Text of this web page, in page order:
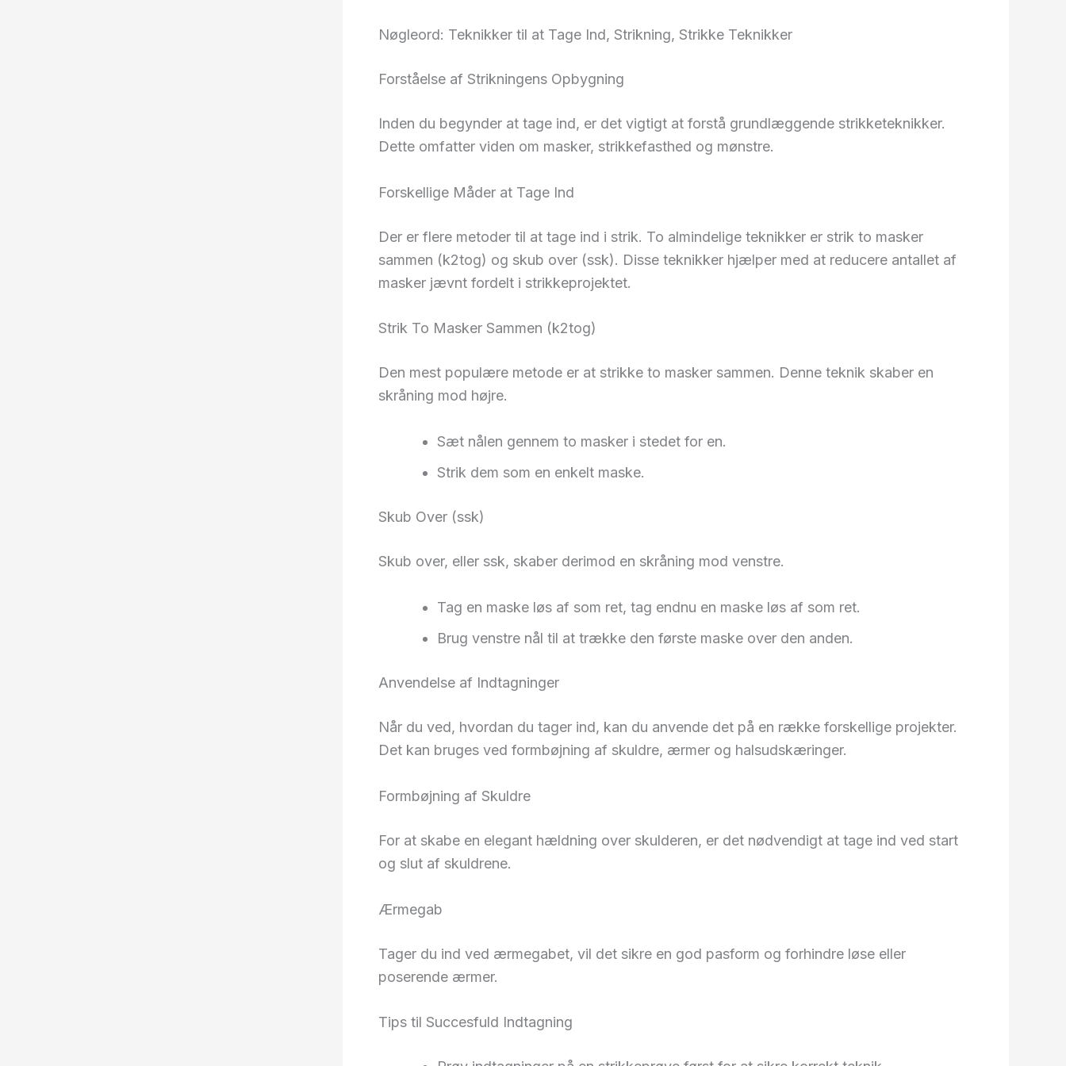
Nøgleord: Teknikker til at Tage Ind, Strikning, Strikke Teknikker
Forståelse af Strikningens Opbygning
Inden du begynder at tage ind, er det vigtigt at forstå grundlæggende strikketeknikker.
Dette omfatter viden om masker, strikkefasthed og mønstre.
Forskellige Måder at Tage Ind
Der er flere metoder til at tage ind i strik. To almindelige teknikker er strik to masker
sammen (k2tog) og skub over (ssk). Disse teknikker hjælper med at reducere antallet af
masker jævnt fordelt i strikkeprojektet.
Strik To Masker Sammen (k2tog)
Den mest populære metode er at strikke to masker sammen. Denne teknik skaber en
skråning mod højre.
Sæt nålen gennem to masker i stedet for en.
Strik dem som en enkelt maske.
Skub Over (ssk)
Skub over, eller ssk, skaber derimod en skråning mod venstre.
Tag en maske løs af som ret, tag endnu en maske løs af som ret.
Brug venstre nål til at trække den første maske over den anden.
Anvendelse af Indtagninger
Når du ved, hvordan du tager ind, kan du anvende det på en række forskellige projekter.
Det kan bruges ved formbøjning af skuldre, ærmer og halsudskæringer.
Formbøjning af Skuldre
For at skabe en elegant hældning over skulderen, er det nødvendigt at tage ind ved start
og slut af skuldrene.
Ærmegab
Tager du ind ved ærmegabet, vil det sikre en god pasform og forhindre løse eller
poserende ærmer.
Tips til Succesfuld Indtagning